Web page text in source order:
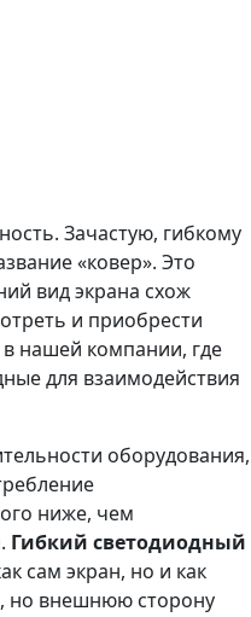
Зачастую, гибкому
«ковер». Это
вид экрана схож
и приобрести
нашей компании, где
для взаимодействия
оборудования,
ниже, чем
Гибкий светодиодный
сам экран, но и как
но внешнюю сторону